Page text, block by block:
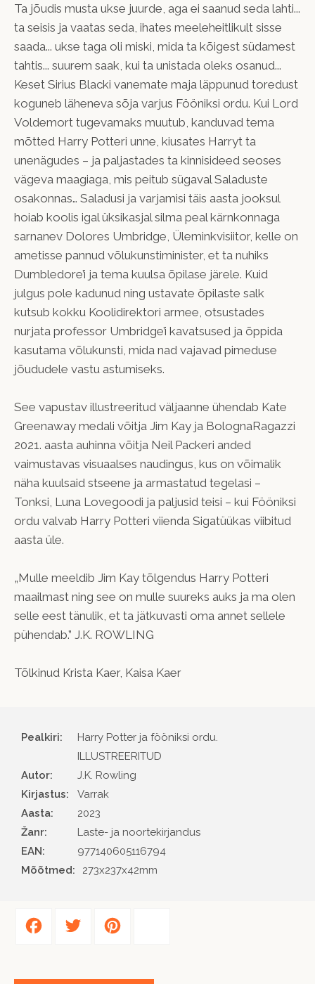
Ta jõudis musta ukse juurde, aga ei saanud seda lahti...
ta seisis ja vaatas seda, ihates meeleheitlikult sisse
saada... ukse taga oli miski, mida ta kõigest südamest
tahtis... suurem saak, kui ta unistada oleks osanud...
Keset Sirius Blacki vanemate maja läppunud toredust
koguneb läheneva sõja varjus Fööniksi ordu. Kui Lord
Voldemort tugevamaks muutub, kanduvad tema
mõtted Harry Potteri unne, kiusates Harryt ta
unenägudes – ja paljastades ta kinnisideed seoses
vägeva maagiaga, mis peitub sügaval Saladuste
osakonnas… Saladusi ja varjamisi täis aasta jooksul
hoiab koolis igal üksikasjal silma peal kärnkonnaga
sarnanev Dolores Umbridge, Üleminkvisiitor, kelle on
ametisse pannud võlukunstiminister, et ta nuhiks
Dumbledore’i ja tema kuulsa õpilase järele. Kuid
julgus pole kadunud ning ustavate õpilaste salk
kutsub kokku Koolidirektori armee, otsustades
nurjata professor Umbridge’i kavatsused ja õppida
kasutama võlukunsti, mida nad vajavad pimeduse
jõududele vastu astumiseks.
See vapustav illustreeritud väljaanne ühendab Kate
Greenaway medali võitja Jim Kay ja BolognaRagazzi
2021. aasta auhinna võitja Neil Packeri anded
vaimustavas visuaalses naudingus, kus on võimalik
näha kuulsaid stseene ja armastatud tegelasi –
Tonksi, Luna Lovegoodi ja paljusid teisi – kui Fööniksi
ordu valvab Harry Potteri viienda Sigatüükas viibitud
aasta üle.
„Mulle meeldib Jim Kay tõlgendus Harry Potteri
maailmast ning see on mulle suureks auks ja ma olen
selle eest tänulik, et ta jätkuvasti oma annet sellele
pühendab.” J.K. ROWLING
Tõlkinud Krista Kaer, Kaisa Kaer
Pealkiri:
Harry Potter ja fööniksi ordu.
ILLUSTREERITUD
Autor
J.K. Rowling
Kirjastus
Varrak
Aasta
2023
Žanr
Laste- ja noortekirjandus
EAN
977140605116794
Mõõtmed:
273x237x42mm